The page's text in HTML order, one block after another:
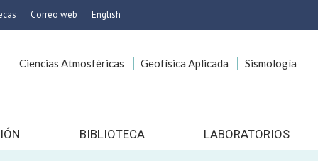
Correo web English
Ciencias Atmosféricas Geofísica Aplicada Sismología
BIBLIOTECA LABORATORIOS